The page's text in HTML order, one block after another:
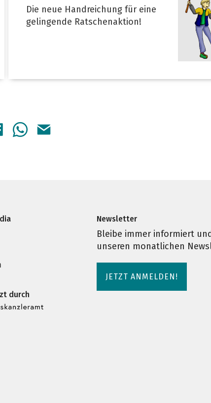
Die neue Handreichung für eine
gelingende Ratschenaktion!
durch
Newsletter
Bleibe immer informiert
unseren monatlichen
JETZT ANMELDEN!